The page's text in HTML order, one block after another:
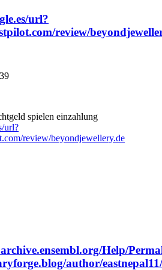
url?
review/
spielen einzahlung
url?
review/beyondjewellery.de
Help/
author/eastnepal11/